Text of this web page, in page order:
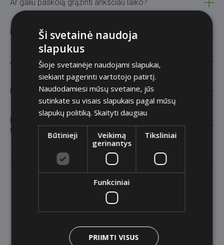
Ar galiu paskolą grąžinti anksčiau laiko?
Kas nutinka, jei pavėluoju atlikti mokėjimą?
Ar gausiu priminimus apie mokėjimus?
Kaip galiu grąžinti paskolą?
Ką turėčiau daryti, jeigu susiduriu su sunkumais
grąžinant paskolą?
Užduokite savo klausimą
Ši svetainė naudoja
slapukus
Šioje svetainėje naudojami slapukai,
siekiant pagerinti vartotojo patirtį.
Naudodamiesi mūsų svetaine, jūs
sutinkate su visais slapukais pagal mūsų
slapukų politiką.Skaityti daugiau
Būtinieji
Veikimą
gerinantys
Tiksliniai
Funkciniai
PRIIMTI VISUS